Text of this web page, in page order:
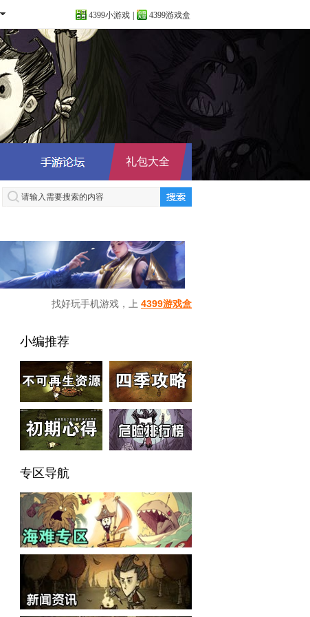
4399小游戏 4399游戏盒
礼包大全
找好玩手机游戏，上 4399游戏盒
小编推荐
专区导航